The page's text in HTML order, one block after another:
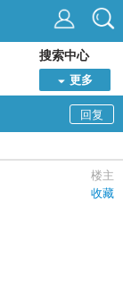
搜索中心
更多
回复
楼主
收藏